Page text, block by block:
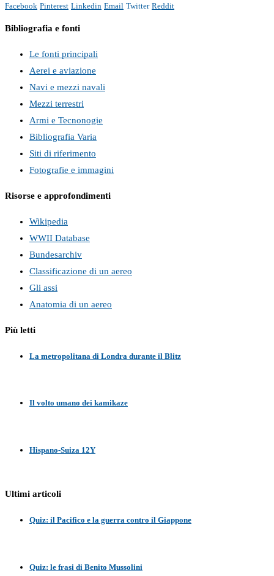
Facebook Pinterest Linkedin Email Twitter Reddit
Bibliografia e fonti
Le fonti principali
Aerei e aviazione
Navi e mezzi navali
Mezzi terrestri
Armi e Tecnonogie
Bibliografia Varia
Siti di riferimento
Fotografie e immagini
Risorse e approfondimenti
Wikipedia
WWII Database
Bundesarchiv
Classificazione di un aereo
Gli assi
Anatomia di un aereo
Più letti
La metropolitana di Londra durante il Blitz
Il volto umano dei kamikaze
Hispano-Suiza 12Y
Ultimi articoli
Quiz: il Pacifico e la guerra contro il Giappone
Quiz: le frasi di Benito Mussolini